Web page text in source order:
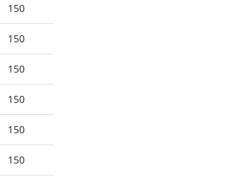
150
150
150
150
150
150